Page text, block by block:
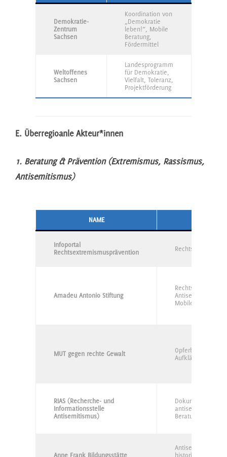
Demokratie-
Zentrum
Sachsen
Koordination von
„Demokratie
leben!“, Mobile
Beratung,
Fördermittel
Weltoffenes
Sachsen
Landesprogramm
für Demokratie,
Vielfalt, Toleranz,
Projektförderung
E. Überregioanle Akteur*innen
1. Beratung & Prävention (Extremismus, Rassismus,
Antisemitismus)
NAME
Infoportal
Rechtsextremismusprävention
Amadeu Antonio Stiftung
Antisemitismus,
Mobile Beratung
MUT gegen rechte Gewalt
Opferberatung,
Aufklärung
RIAS (Recherche- und
Informationsstelle
Antisemitismus)
Dokumentation
antisemitischer
Beratung
Anne Frank Bildungsstätte
historische